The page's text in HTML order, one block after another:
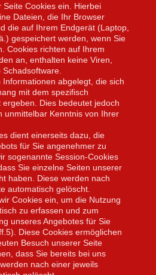
Cookies ein. Hierbei
Dateien, die Ihr Browser
die auf Ihrem Endgerät (Laptop,
gespeichert werden, wenn Sie
Cookies richten auf Ihrem
an, enthalten keine Viren,
abgelegt, die sich
mit dem spezifisch
Dies bedeutet jedoch
unmittelbar Kenntnis von Ihrer
dient einerseits dazu, die
für Sie angenehmer zu
sogenannte Session-Cookies
Sie einzelne Seiten unserer
haben. Diese werden nach
automatisch gelöscht.
Cookies ein, um die Nutzung
zu erfassen und zum
unseres Angebotes für Sie
Diese Cookies ermöglichen
Besuch unserer Seite
dass Sie bereits bei uns
nach einer jeweils